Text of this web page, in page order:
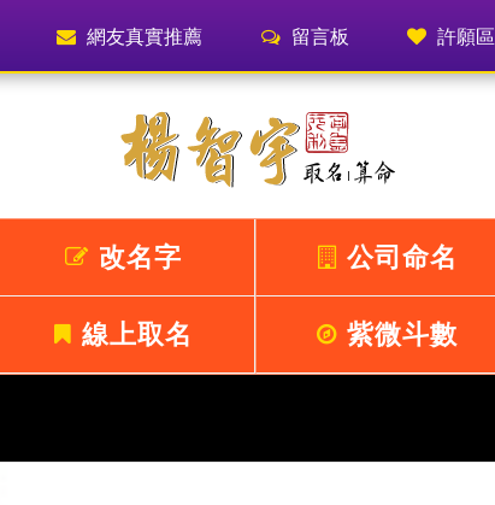
網友真實推薦 留言板 許願區
改名字 公司命名
線上取名 紫微斗數